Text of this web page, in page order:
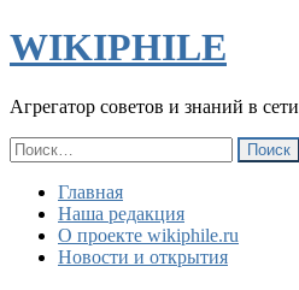
WIKIPHILE
Агрегатор советов и знаний в сети
Найти:
Главная
Наша редакция
О проекте wikiphile.ru
Новости и открытия